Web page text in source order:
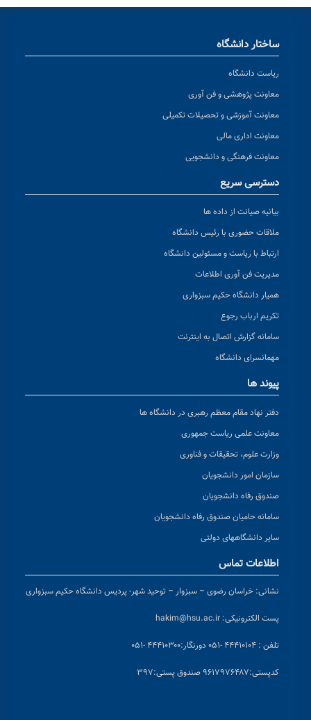
ساختار دانشگاه
ریاست دانشگاه
معاونت پژوهشی و فن آوری
معاونت آموزشی و تحصیلات تکمیلی
معاونت اداری مالی
معاونت فرهنگی و دانشجویی
دسترسی سریع
بیانیه صیانت از داده ها
ملاقات حضوری با رئیس دانشگاه
ارتباط با ریاست و مسئولین دانشگاه
مدیریت فن آوری اطلاعات
همیار دانشگاه حکیم سبزواری
تکریم ارباب رجوع
سامانه گزارش اتصال به اینترنت
مهمانسرای دانشگاه
پیوند ها
دفتر نهاد مقام معظم رهبری در دانشگاه ها
معاونت علمی ریاست جمهوری
وزارت علوم، تحقیقات و فناوری
سازمان امور دانشجویان
صندوق رفاه دانشجویان
سامانه حامیان صندوق رفاه دانشجویان
سایر دانشگاههای دولتی
اطلاعات تماس
نشانی: خراسان رضوی – سبزوار – توحید شهر- پردیس دانشگاه حکیم سبزواری
پست الکترونیکی: hakim@hsu.ac.ir
تلفن : ۴۴۴۱۰۱۰۴ -۰۵۱ دورنگار:۴۴۴۱۰۳۰۰ -۰۵۱
کدپستی:۹۶۱۷۹۷۶۴۸۷ صندوق پستی:۳۹۷